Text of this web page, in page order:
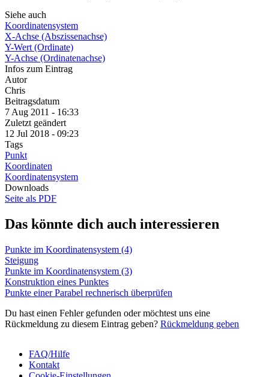
Siehe auch
Koordinatensystem
X-Achse (Abszissenachse)
Y-Wert (Ordinate)
Y-Achse (Ordinatenachse)
Infos zum Eintrag
Autor
Chris
Beitragsdatum
7 Aug 2011 - 16:33
Zuletzt geändert
12 Jul 2018 - 09:23
Tags
Punkt
Koordinaten
Koordinatensystem
Downloads
Seite als PDF
Das könnte dich auch interessieren
Punkte im Koordinatensystem (4)
Steigung
Punkte im Koordinatensystem (3)
Konstruktion eines Punktes
Punkte einer Parabel rechnerisch überprüfen
Du hast einen Fehler gefunden oder möchtest uns eine
Rückmeldung zu diesem Eintrag geben? Rückmeldung geben
Fußbereich
FAQ/Hilfe
Kontakt